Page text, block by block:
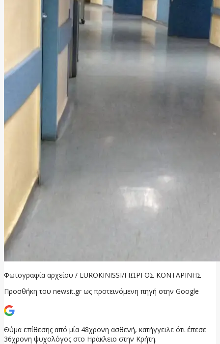
Φωτογραφία αρχείου / EUROKINISSI/ΓΙΩΡΓΟΣ ΚΟΝΤΑΡΙΝΗΣ
Προσθήκη του newsit.gr ως προτεινόμενη πηγή στην Google
Θύμα επίθεσης από μία 48χρονη ασθενή, κατήγγειλε ότι έπεσε
36χρονη ψυχολόγος στο Ηράκλειο στην Κρήτη.